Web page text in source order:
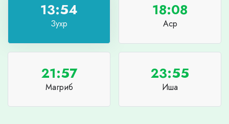
13:54
Зухр
18:08
Аср
21:57
Магриб
23:55
Иша